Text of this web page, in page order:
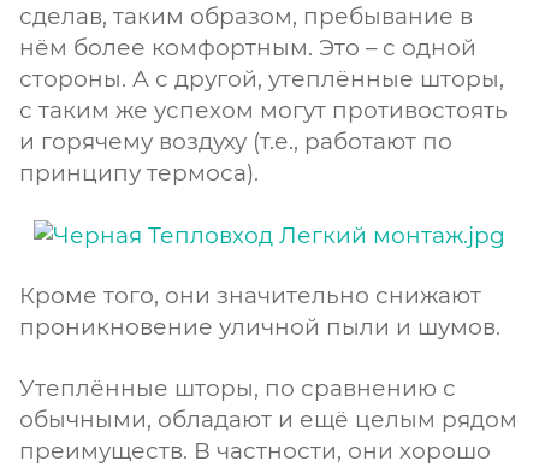
сделав, таким образом, пребывание в
нём более комфортным. Это – с одной
стороны. А с другой, утеплённые шторы,
с таким же успехом могут противостоять
и горячему воздуху (т.е., работают по
принципу термоса).
Кроме того, они значительно снижают
проникновение уличной пыли и шумов.
Утеплённые шторы, по сравнению с
обычными, обладают и ещё целым рядом
преимуществ. В частности, они хорошо